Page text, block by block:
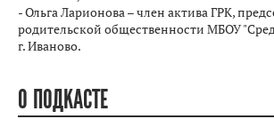
- Ольга Ларионова – член актива ГРК,
родительской общественности МБОУ
г. Иваново.
О ПОДКАСТЕ